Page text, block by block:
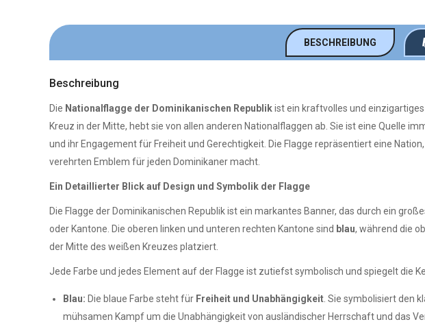
BESCHREIBUNG
Beschreibung
Die Nationalflagge der Dominikanischen Republikist ein kraftvolles und
Kreuz in der Mitte, hebt sie von allen anderen Nationalflaggen ab. Sie ist eine Quelle
und ihr Engagement für Freiheit und Gerechtigkeit. Die Flagge repräsentiert eine
verehrten Emblem für jeden Dominikaner macht.
Ein Detaillierter Blick auf Design und Symbolik der Flagge
Die Flagge der Dominikanischen Republik ist ein markantes Banner, das durch ein
oder Kantone. Die oberen linken und unteren rechten Kantone sind blau, während die
der Mitte des weißen Kreuzes platziert.
Jede Farbe und jedes Element auf der Flagge ist zutiefst symbolisch und spiegelt die
Blau: Die blaue Farbe steht für Freiheit und Unabhängigkeit . Sie symbolisiert den
mühsamen Kampf um die Unabhängigkeit von ausländischer Herrschaft und das